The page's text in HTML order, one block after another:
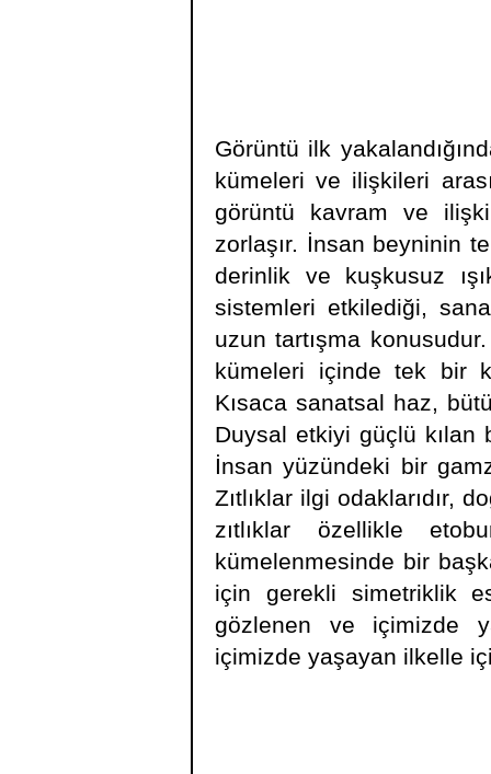
Görüntü ilk
kümeleri ve ilişkileri
görüntü kavram ve
zorlaşır. İnsan beyninin
derinlik ve kuşkusuz
sistemleri etkilediği,
uzun tartışma
kümeleri içinde tek bir
Kısaca sanatsal haz,
Duysal etkiyi güçlü kılan
İnsan yüzündeki bir
Zıtlıklar ilgi odaklarıdır,
zıtlıklar özellikle
kümelenmesinde bir
için gerekli simetriklik
gözlenen ve içimizde
içimizde yaşayan ilkelle